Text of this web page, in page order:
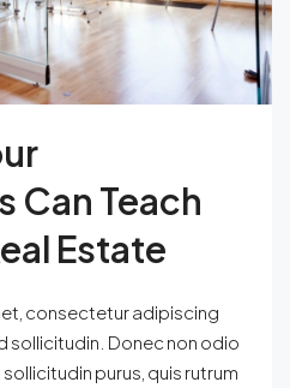
Can Teach
Estate
consectetur adipiscing
sollicitudin. Donec non odio
purus, quis rutrum